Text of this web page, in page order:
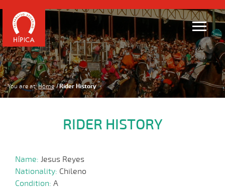
You are at: Home Rider History
RIDER HISTORY
Name: Jesus Reyes
Nationality: Chileno
Condition: A